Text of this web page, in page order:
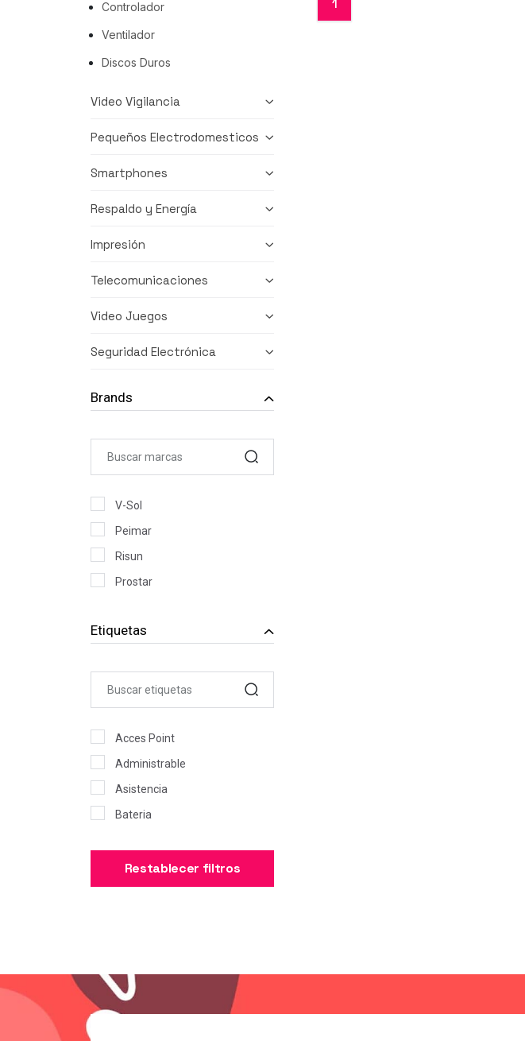
Controlador
Ventilador
Discos Duros
Video Vigilancia
Pequeños Electrodomesticos
Smartphones
Respaldo y Energía
Impresión
Telecomunicaciones
Video Juegos
Seguridad Electrónica
Brands
V-Sol
Peimar
Risun
Prostar
LENOVO COMPUTERS
DELL COMPUTER
ASUS COMPUTER
SEAGATE
LEXMARK
Etiquetas
Acces Point
Administrable
Asistencia
Bateria
Ccr
Ccr-2004
Energía-Solar
Enrutador
Restablecer filtros
1